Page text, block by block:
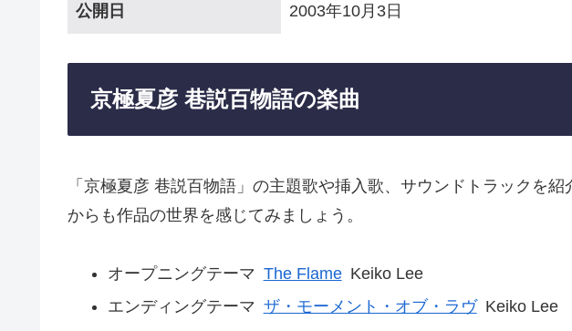
公開日 2003年10月3日
京極夏彦 巷説百物語の楽曲
「京極夏彦 巷説百物語」の主題歌や挿入歌、サウンドトラックを
からも作品の世界を感じてみましょう。
オープニングテーマ The Flame Keiko Lee
エンディングテーマ ザ・モーメント・オブ・ラヴ Keiko Lee